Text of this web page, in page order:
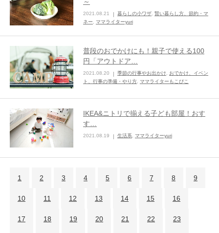
2021.08.21 暮らしの小ワザ 賢い暮らし方、節約・マ
ネー
ママライターyuri
普段のおでかけにも！親子で使える100
円「アウトドア…
2021.08.20 季節の行事やお出かけ
おでかけ、イベン
ト、行事の準備・やり方 ママライターもこぴこ
IKEA&ニトリで揃える子ども部屋！おす
す…
2021.08.19 生活系 ママライターyuri
1 2 3 4 5 6 7 8 9
10 11 12 13 14 15 16
17 18 19 20 21 22 23